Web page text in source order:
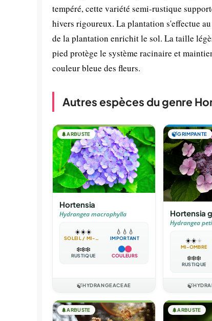
tempéré, cette variété semi-rustique
hivers rigoureux. La plantation s'effectue
de la plantation enrichit le sol. La taille
pied protège le système racinaire et
couleur bleue des fleurs.
Autres espèces du genre
🌲ARBUSTE
Hortensia
Hydrangea macrophylla
☀️☀️☀️
SOLEIL / MI-OMBRE
💧 💧 💧
IMPORTANT
❄️❄️❄️
RUSTIQUE COULEURS
🍃HYDRANGEACEAE
🍃GRIMPANTE
Hortensia
Hydrangea
☀️☀️☀️
MI-OMBRE
❄️❄️❄️
RUSTIQUE
🍃
🌲ARBUSTE 🌲ARBUSTE